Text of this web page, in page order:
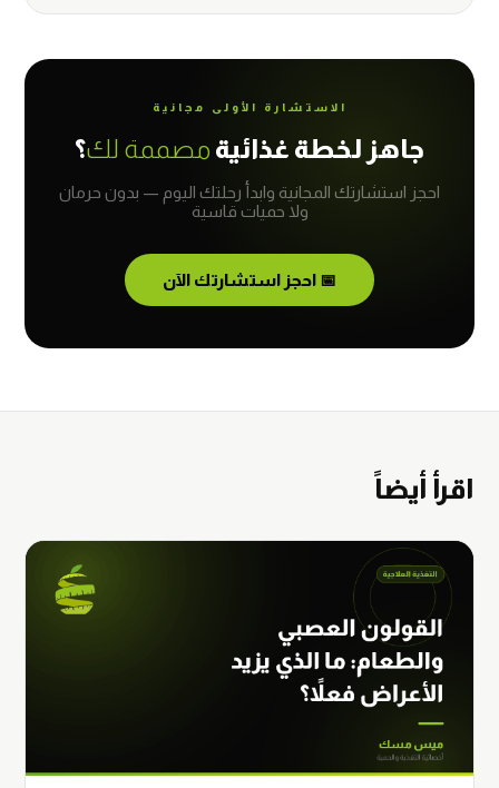
الاستشارة الأولى مجانية
جاهز لخطة غذائية مصممة لك؟
احجز استشارتك المجانية وابدأ رحلتك اليوم — بدون حرمان
ولا حميات قاسية
📅 احجز استشارتك الآن
اقرأ أيضاً